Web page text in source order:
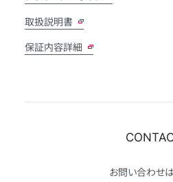
取扱説明書
保証内容詳細
お問い合わせは